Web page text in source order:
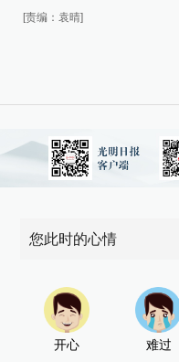
[责编：袁晴]
您此时的心情
开心 难过